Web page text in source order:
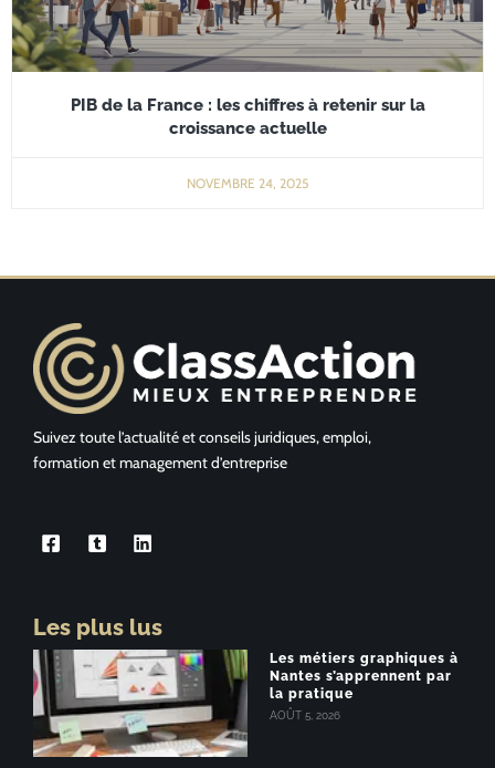
PIB de la France : les chiffres à retenir sur la
croissance actuelle
NOVEMBRE 24, 2025
Suivez toute l’actualité et conseils juridiques, emploi,
formation et management d’entreprise
Les plus lus
Les métiers graphiques à
Nantes s’apprennent par
la pratique
AOÛT 5, 2026